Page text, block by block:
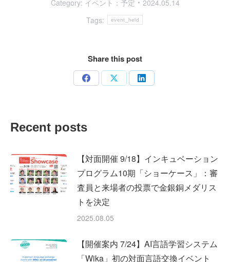
Category: イベント：予定
2024.05.14
Tags:
event_held
Share this post
Share Share Share
Recent posts
【対面開催 9/18】インキュベーション
プログラム10期「ショーケース」：審
査員と来場者の投票で金銀銅メダリス
トを決定
2025.08.05
【開催案内 7/24】AI言語学習システム
「Wika」初の対面言語交換イベント